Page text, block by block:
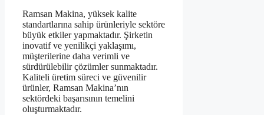
Ramsan Makina, yüksek kalite
standartlarına sahip ürünleriyle sektöre
büyük etkiler yapmaktadır. Şirketin
inovatif ve yenilikçi yaklaşımı,
müşterilerine daha verimli ve
sürdürülebilir çözümler sunmaktadır.
Kaliteli üretim süreci ve güvenilir
ürünler, Ramsan Makina’nın
sektördeki başarısının temelini
oluşturmaktadır.